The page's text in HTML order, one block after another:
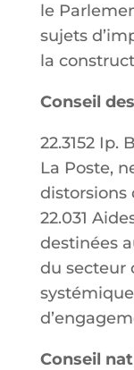
le
sujets
la
Conseil
22.3152 Ip.
La Poste,
distorsions
22.031
destinées
du secteur
Conseil